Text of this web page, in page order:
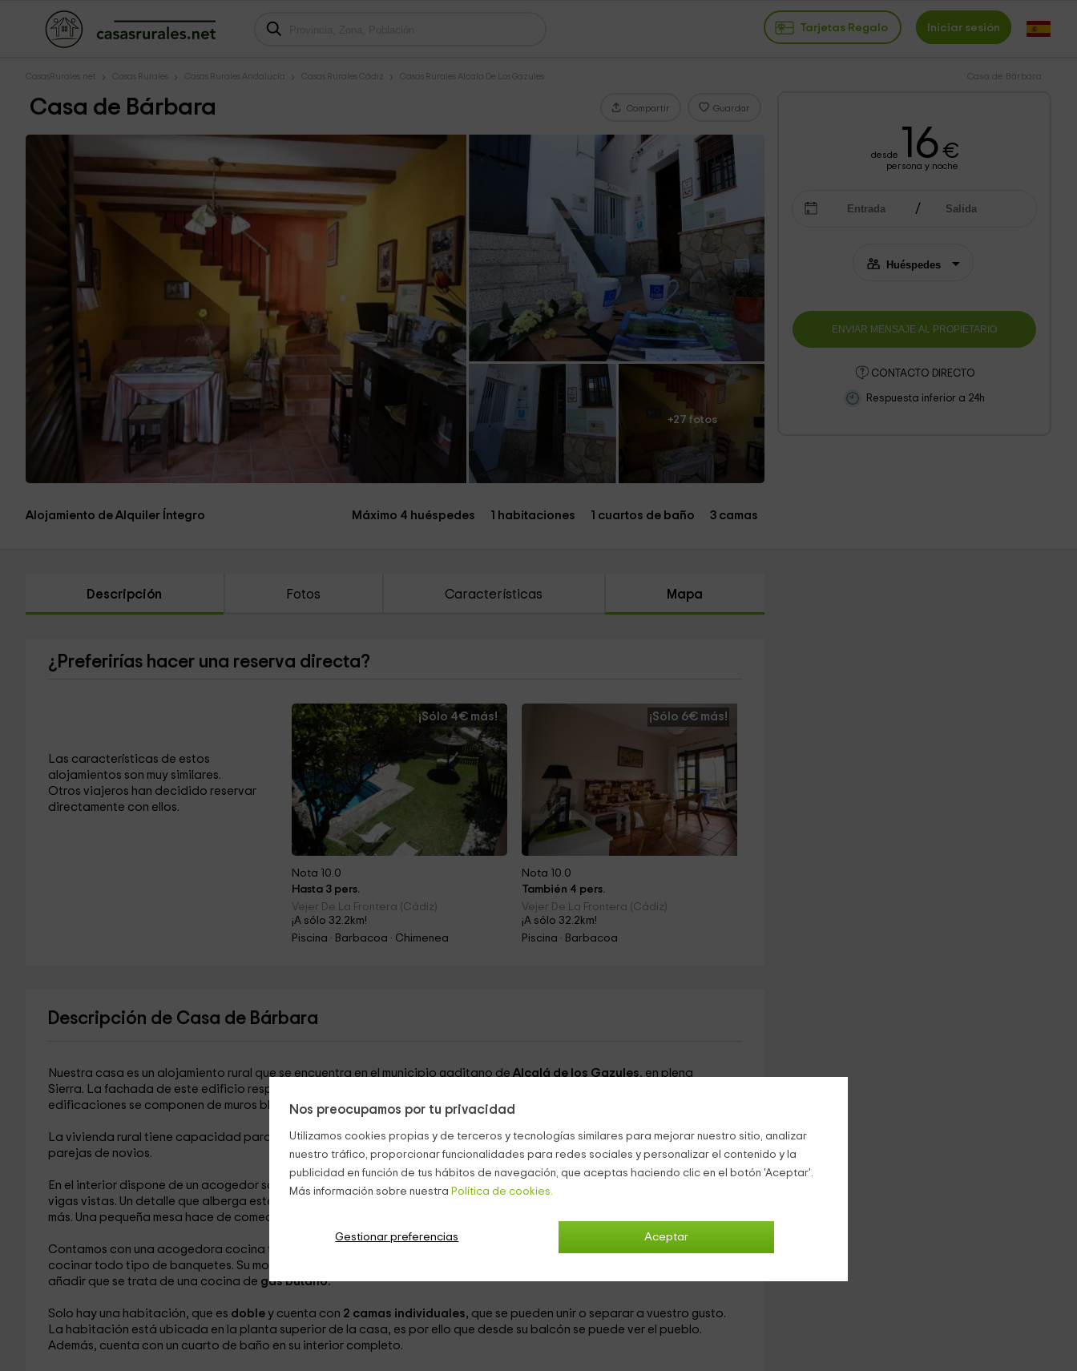
Nos preocupamos por tu privacidad
Utilizamos cookies propias y de terceros y tecnologías similares para mejorar nuestro sitio, analizar
nuestro tráfico, proporcionar funcionalidades para redes sociales y personalizar el contenido y la
publicidad en función de tus hábitos de navegación, que aceptas haciendo clic en el botón 'Aceptar'.
Más información sobre nuestra Política de cookies.
Aceptar
Gestionar preferencias
Tarjetas Regalo Iniciar sesión
CasasRurales.net Casas Rurales Casas Rurales Andalucía Casas Rurales Cádiz Casas Rurales Alcala De Los Gazules Casa de Bárbara
Casa de Bárbara Compartir Guardar
+27 fotos
desde 16€
persona y noche
CONTACTO DIRECTO
Respuesta inferior a 24h
Alojamiento de Alquiler Íntegro Máximo 4 huéspedes 1 habitaciones 1 cuartos de baño 3 camas
Descripción Fotos Características Mapa
¿Preferirías hacer una reserva directa?
Las características de estos
alojamientos son muy similares.
Otros viajeros han decidido reservar
directamente con ellos.
¡Sólo 4€ más!
Nota 10.0
Hasta 3 pers.
Vejer De La Frontera (Cádiz)
¡A sólo 32.2km!
Piscina · Barbacoa · Chimenea
¡Sólo 6€ más!
Nota 10.0
También 4 pers.
Vejer De La Frontera (Cádiz)
¡A sólo 32.2km!
Piscina · Barbacoa
Descripción de Casa de Bárbara
Nuestra casa es un alojamiento rural que se encuentra en el municipio gaditano de Alcalá de los Gazules, en plena
Sierra. La fachada de este edificio respeta las características arquitectónicas de todo el pueblo de Alcalá. Todas las
edificaciones se componen de muros blancos con detalles pedregosos.
La vivienda rural tiene capacidad para 2 personas, por lo que está pensada tanto para parejas de amigos como para
parejas de novios.
En el interior dispone de un acogedor salón decorado con muros en tonos leonados con mobiliario de madera oscura y
vigas vistas. Un detalle que alberga este salón es un
más. Una pequeña mesa hace de comedor con capacidad para 4 comensales.
Contamos con una acogedora cocina totalmente equipada con
cocinar todo tipo de banquetes. Su mobiliario también es de madera oscura en combinación con el salón. Hemos de
añadir que se trata de una cocina de gas butano.
Solo hay una habitación, que es doble y cuenta con 2 camas individuales, que se pueden unir o separar a vuestro gusto.
La habitación está ubicada en la planta superior de la casa, es por ello que desde su balcón se puede ver el pueblo.
Además, cuenta con un cuarto de baño en su interior completo.